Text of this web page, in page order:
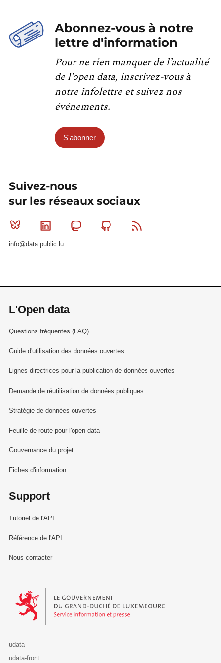
Abonnez-vous à notre
lettre d'information
Pour ne rien manquer de l’actualité
de l’open data, inscrivez-vous à
notre infolettre et suivez nos
événements.
S'abonner
Suivez-nous
sur les réseaux sociaux
Bluesky Linkedin MastodonGithub
info@data.public.lu
L'Open data
Questions fréquentes (FAQ)
Guide d'utilisation des données ouvertes
Lignes directrices pour la publication de données ouvertes
Demande de réutilisation de données publiques
Stratégie de données ouvertes
Feuille de route pour l'open data
Gouvernance du projet
Fiches d'information
Support
Tutoriel de l'API
Référence de l'API
Nous contacter
Le Gouvernement du Grand-Duché de Luxembourg - Service
udata
udata-front